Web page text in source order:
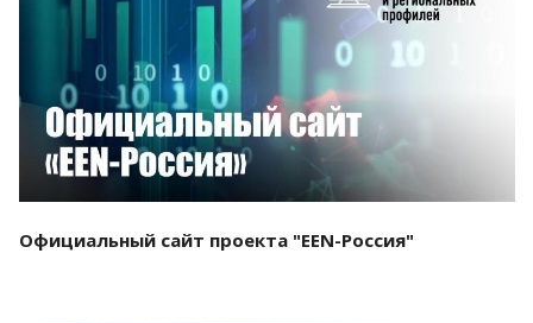
Смотреть проект
Официальный сайт проекта "EEN-Россия"